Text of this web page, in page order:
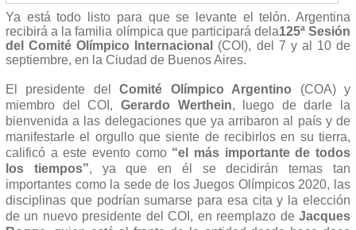
Ya está todo listo para que se levante el telón. Argentina
recibirá a la familia olímpica que participará dela125ª Sesión
del Comité Olímpico Internacional
(COI), del 7 y al 10 de
septiembre, en la Ciudad de Buenos Aires.
El presidente delComité Olímpico Argentino (COA) y
miembro del COI, Gerardo Werthein, luego de darle la
bienvenida a las delegaciones que ya arribaron al país y de
manifestarle el orgullo que siente de recibirlos en su tierra,
calificó a este evento como “el más importante de todos
los tiempos”, ya que en él se decidirán temas tan
importantes como la sede de los Juegos Olímpicos 2020, las
disciplinas que podrían sumarse para esa cita y la elección
de un nuevo presidente del COI, en reemplazo de Jacques